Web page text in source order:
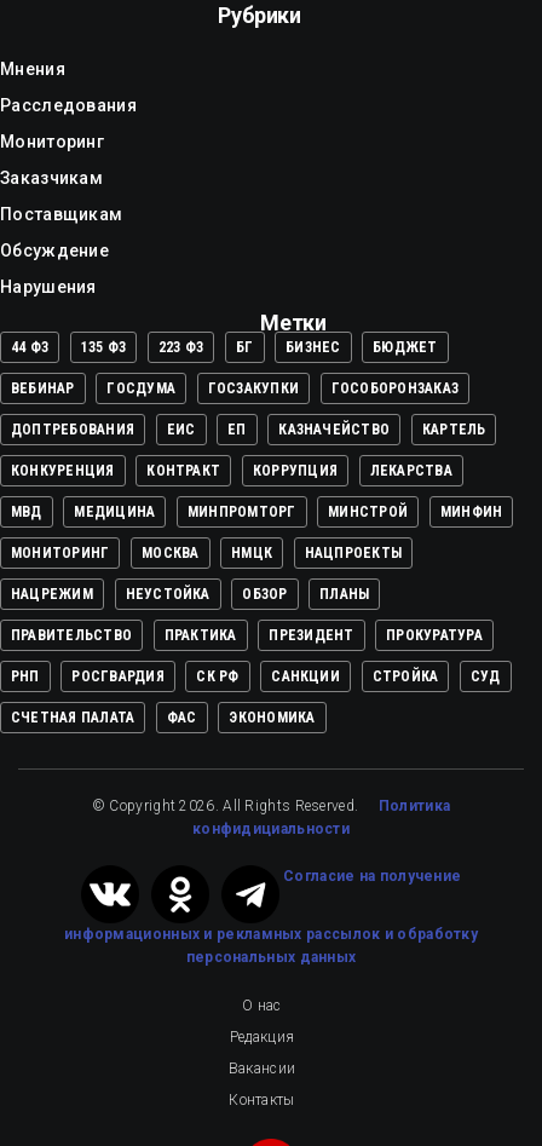
Рубрики
Мнения
Расследования
Мониторинг
Заказчикам
Поставщикам
Обсуждение
Нарушения
Метки
44 ФЗ 135 ФЗ 223 ФЗ БГ БИЗНЕС БЮДЖЕТ
ВЕБИНАР ГОСДУМА ГОСЗАКУПКИ ГОСОБОРОНЗАКАЗ
ДОПТРЕБОВАНИЯ ЕИС ЕП КАЗНАЧЕЙСТВО КАРТЕЛЬ
КОНКУРЕНЦИЯ КОНТРАКТ КОРРУПЦИЯ ЛЕКАРСТВА
МВД МЕДИЦИНА МИНПРОМТОРГ МИНСТРОЙ МИНФИН
МОНИТОРИНГ МОСКВА НМЦК НАЦПРОЕКТЫ
НАЦРЕЖИМ НЕУСТОЙКА ОБЗОР ПЛАНЫ
ПРАВИТЕЛЬСТВО ПРАКТИКА ПРЕЗИДЕНТ ПРОКУРАТУРА
РНП РОСГВАРДИЯ СК РФ САНКЦИИ СТРОЙКА СУД
СЧЕТНАЯ ПАЛАТА ФАС ЭКОНОМИКА
© Copyright 2026. All Rights Reserved. Политика
конфидициальности
Cогласие на получение
информационных и рекламных рассылок и обработку
персональных данных
О нас
Редакция
Вакансии
Контакты